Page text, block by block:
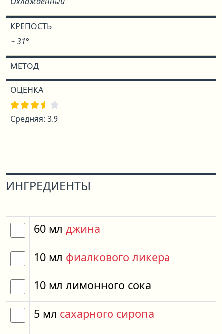
КРЕПОСТЬ
~ 31°
МЕТОД
ОЦЕНКА
Средняя: 3.9
ИНГРЕДИЕНТЫ
60 мл джина
10 мл фиалкового ликера
10 мл лимонного сока
5 мл сахарного сиропа